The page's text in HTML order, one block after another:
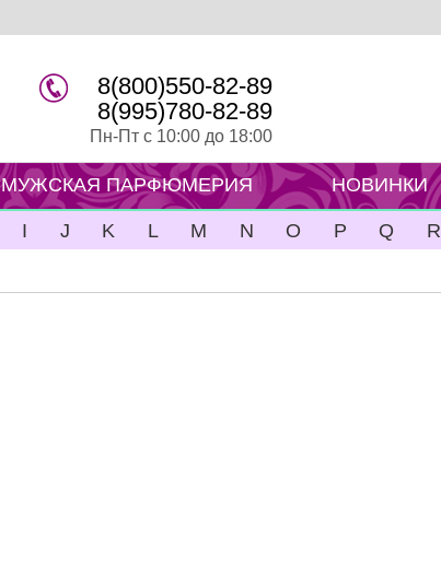
8(800)550-82-89
8(995)780-82-89
Пн-Пт с 10:00 до 18:00
МУЖСКАЯ ПАРФЮМЕРИЯ НОВИНКИ
I J K L M N O P Q R